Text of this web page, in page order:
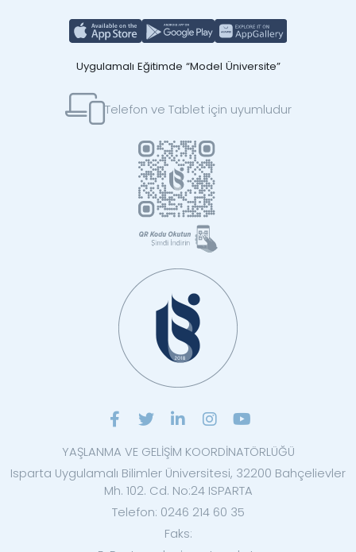
Uygulamalı Eğitimde “Model Üniversite”
Telefon ve Tablet için uyumludur
YAŞLANMA VE GELİŞİM KOORDİNATÖRLÜĞÜ
Isparta Uygulamalı Bilimler Üniversitesi, 32200 Bahçelievler
Mh. 102. Cd. No:24 ISPARTA
Telefon: 0246 214 60 35
Faks: